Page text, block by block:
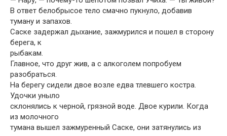
В ответ белобрысое тело смачно пукнуло, добавив
туману и запахов.
Саске задержал дыхание, зажмурился и пошел в сторону
берега, к
рыбакам.
Главное, что друг жив, а с алкоголем попробуем
разобраться.
На берегу сидели двое возле едва тлевшего костра.
Удочки уныло
склонялись к черной, грязной воде. Двое курили. Когда
из молочного
тумана вышел зажмуренный Саске, они затянулись из